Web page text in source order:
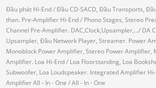
Đầu phát Hi-End/ Đầu CD-SACD, Đầu Transports,
than. Pre-Amplifier Hi-End/ Phono Stages, Stereo
Channel Pre-Amplifier. DAC,Clock,Upsampler,.../ DA
Upsampler, Đầu Network Player, Streamer. Power
Monoblock Power Amplifier, Stereo Power Amplifier,
Amplifier. Loa Hi-End/ Loa Floorstanding, Loa
Subwoofer, Loa Loudspeaker. Integrated Amplifier
AmplifierAll - In - One / All - In - One